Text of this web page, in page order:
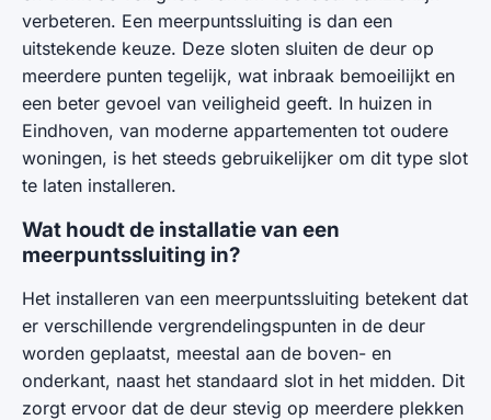
verbeteren. Een meerpuntssluiting is dan een
uitstekende keuze. Deze sloten sluiten de deur op
meerdere punten tegelijk, wat inbraak bemoeilijkt en
een beter gevoel van veiligheid geeft. In huizen in
Eindhoven, van moderne appartementen tot oudere
woningen, is het steeds gebruikelijker om dit type slot
te laten installeren.
Wat houdt de installatie van een
meerpuntssluiting in?
Het installeren van een meerpuntssluiting betekent dat
er verschillende vergrendelingspunten in de deur
worden geplaatst, meestal aan de boven- en
onderkant, naast het standaard slot in het midden. Dit
zorgt ervoor dat de deur stevig op meerdere plekken